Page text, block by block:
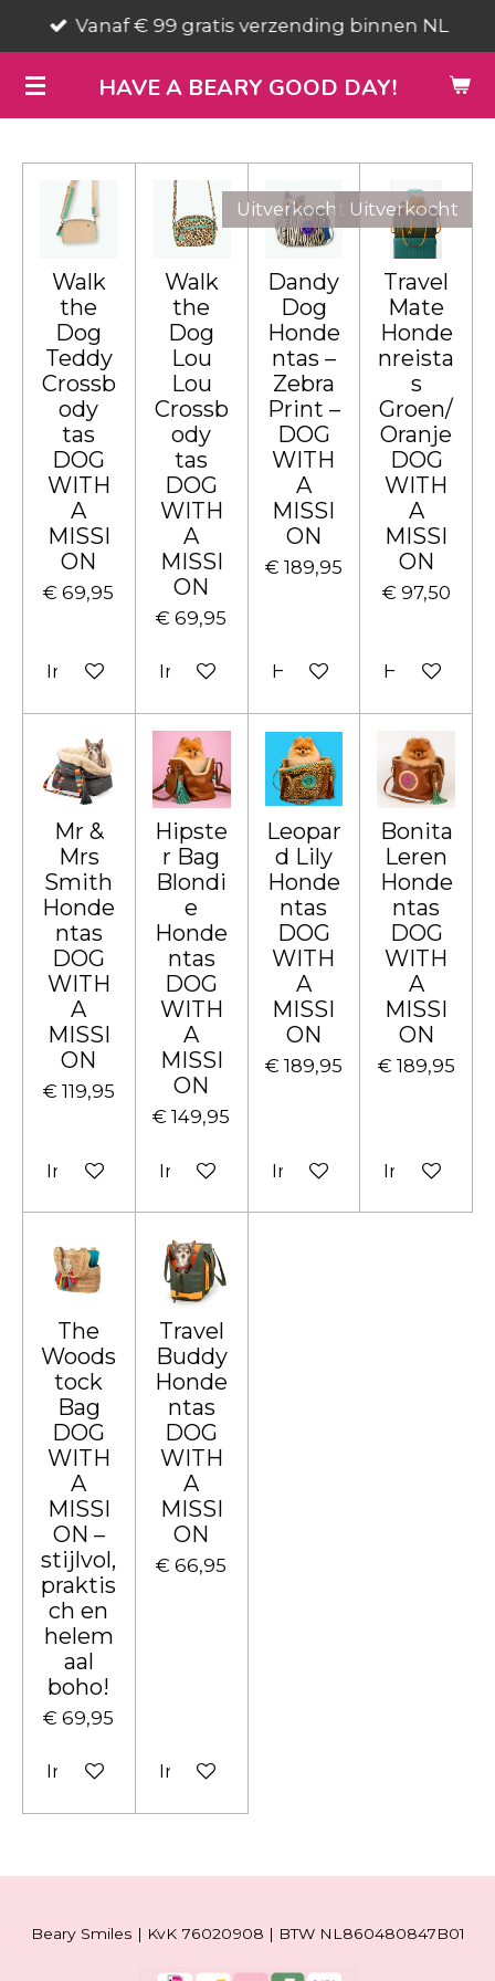
direct
naar
de
hoofdinhoud
HAVE A BEARY GOOD DAY!
Vanaf € 99 gratis verzending binnen NL
Walk
the
Dog
Teddy
Crossb
ody
tas
DOG
WITH
A
MISSI
ON
€ 69,95
In winkelwagen
Walk
the
Dog
Lou
Lou
Crossb
ody
tas
DOG
WITH
A
MISSI
ON
€ 69,95
In winkelwagen
Uitverkocht
Dandy
Dog
Honde
ntas –
Zebra
Print –
DOG
WITH
A
MISSI
ON
€ 189,95
Houd mij op de hoogte
Uitverkocht
Travel
Mate
Honde
nreista
s
Groen/
Oranje
DOG
WITH
A
MISSI
ON
€ 97,50
Houd mij
Mr &
Mrs
Smith
Honde
ntas
DOG
WITH
A
MISSI
ON
€ 119,95
In winkelwagen
Hipste
r Bag
Blondi
e
Honde
ntas
DOG
WITH
A
MISSI
ON
€ 149,95
In winkelwagen
Leopar
d Lily
Honde
ntas
DOG
WITH
A
MISSI
ON
€ 189,95
In winkelwagen
Bonita
Leren
Honde
ntas
DOG
WITH
A
MISSI
ON
€ 189,95
In
The
Woods
tock
Bag
DOG
WITH
A
MISSI
ON –
stijlvol,
praktis
ch en
helem
aal
boho!
€ 69,95
In winkelwagen
Travel
Buddy
Honde
ntas
DOG
WITH
A
MISSI
ON
€ 66,95
In winkelwagen
Beary Smiles | KvK 76020908 | BTW NL860480847B01